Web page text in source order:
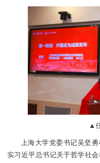
▲
上海大学党委书记吴坚
实习近平总书记关于哲学社